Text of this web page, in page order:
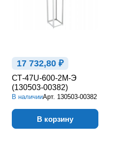
17 732,80 ₽
СТ-47U-600-2М-Э
(130503-00382)
В наличииАрт. 130503-00382
В корзину